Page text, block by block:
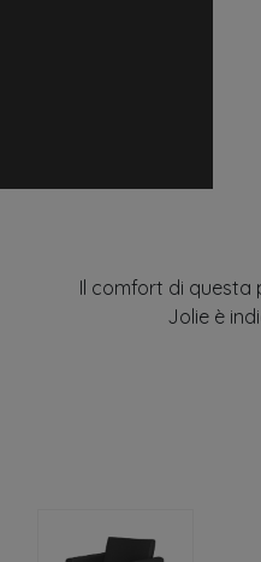
Il comfort di
Jolie è